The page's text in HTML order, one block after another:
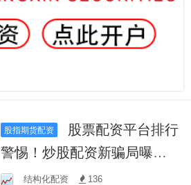
股指期货配资
警惕！炒股配资新骗局曝
光，高收益陷阱需谨慎！
结构化配资 136